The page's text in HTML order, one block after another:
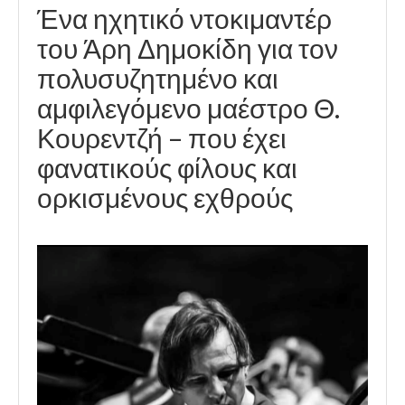
Ένα ηχητικό ντοκιμαντέρ
του Άρη Δημοκίδη για τον
πολυσυζητημένο και
αμφιλεγόμενο μαέστρο Θ.
Κουρεντζή – που έχει
φανατικούς φίλους και
ορκισμένους εχθρούς